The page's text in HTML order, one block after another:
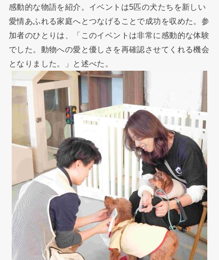
感動的な物語を紹介。イベントは5匹の犬たちを新しい
愛情あふれる家庭へとつなげることで成功を収めた。参
加者のひとりは、「このイベントは非常に感動的な体験
でした。動物への愛と優しさを再確認させてくれる機会
となりました。」と述べた。